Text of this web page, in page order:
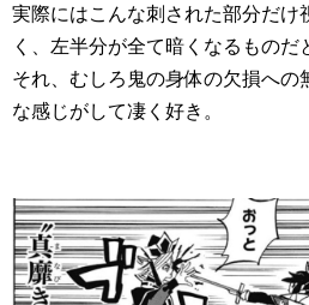
実際にはこんな刺された部分だけ
く、左半分が全て暗くなるものだ
それ、むしろ鬼の身体の欠損への
な感じがして凄く好き。